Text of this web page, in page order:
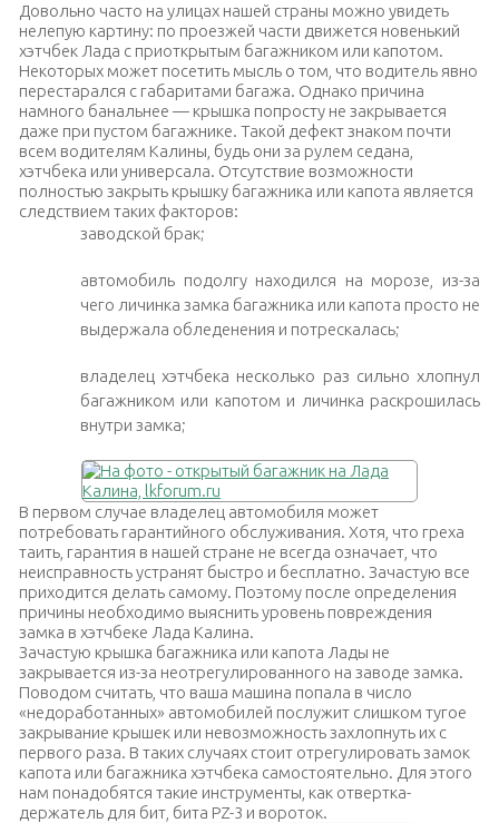
Довольно часто на улицах нашей страны можно увидеть
нелепую картину: по проезжей части движется новенький
хэтчбек Лада с приоткрытым багажником или капотом.
Некоторых может посетить мысль о том, что водитель явно
перестарался с габаритами багажа. Однако причина
намного банальнее — крышка попросту не закрывается
даже при пустом багажнике. Такой дефект знаком почти
всем водителям Калины, будь они за рулем седана,
хэтчбека или универсала. Отсутствие возможности
полностью закрыть крышку багажника или капота является
следствием таких факторов:
заводской брак;
автомобиль подолгу находился на морозе, из-за
чего личинка замка багажника или капота просто не
выдержала обледенения и потрескалась;
владелец хэтчбека несколько раз сильно хлопнул
багажником или капотом и личинка раскрошилась
внутри замка;
В первом случае владелец автомобиля может
потребовать гарантийного обслуживания. Хотя, что греха
таить, гарантия в нашей стране не всегда означает, что
неисправность устранят быстро и бесплатно. Зачастую все
приходится делать самому. Поэтому после определения
причины необходимо выяснить уровень повреждения
замка в хэтчбеке Лада Калина.
Зачастую крышка багажника или капота Лады не
закрывается из-за неотрегулированного на заводе замка.
Поводом считать, что ваша машина попала в число
«недоработанных» автомобилей послужит слишком тугое
закрывание крышек или невозможность захлопнуть их с
первого раза. В таких случаях стоит отрегулировать замок
капота или багажника хэтчбека самостоятельно. Для этого
нам понадобятся такие инструменты, как отвертка-
держатель для бит, бита PZ-3 и вороток.